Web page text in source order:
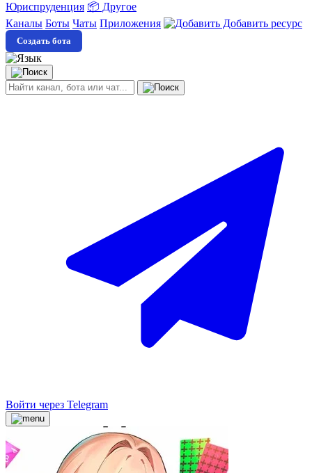
Юриспруденция 📦 Другое
Каналы Боты Чаты Приложения Добавить ресурс
Создать бота
Войти через Telegram